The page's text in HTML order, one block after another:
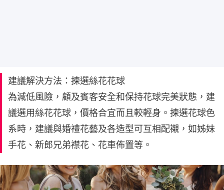
建議解決方法：揀選絲花花球
為減低風險，顧及賓客安全和保持花球完美狀態，建
議選用絲花花球，價格合宜而且較輕身。揀選花球色
系時，建議與婚禮花藝及各造型可互相配襯，如姊妹
手花、新郎兄弟襟花、花車佈置等。